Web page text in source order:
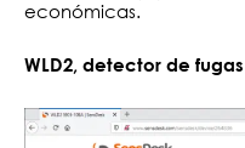
económicas.
WLD2, detector de